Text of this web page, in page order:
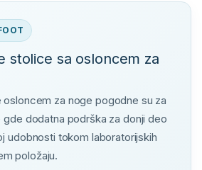
stolice sa osloncem za
za noge pogodne su za
dodatna podrška za donji deo
udobnosti tokom laboratorijskih
položaju.